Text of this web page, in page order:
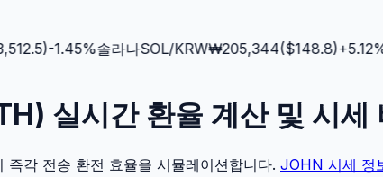
)-1.45%솔라나SOL/KRW₩205,344($148.8)+5.12%
실시간 환율 계산 및 시세
각 전송 환전 효율을 시뮬레이션합니다. JOHN 시세 정